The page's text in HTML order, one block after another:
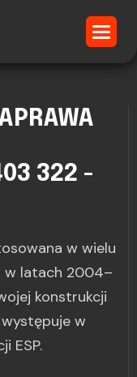
322 -
w wielu
w latach 2004–
konstrukcji
w
ESP.